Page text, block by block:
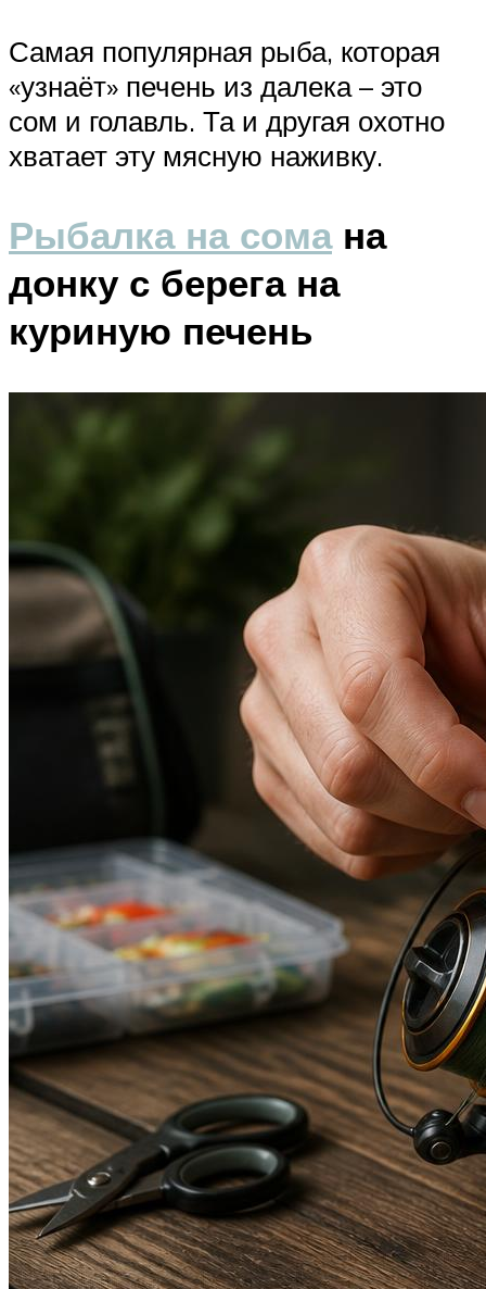
Самая популярная рыба, которая
«узнаёт» печень из далека – это
сом и голавль. Та и другая охотно
хватает эту мясную наживку.
Рыбалка на сомана
донку с берега на
куриную печень